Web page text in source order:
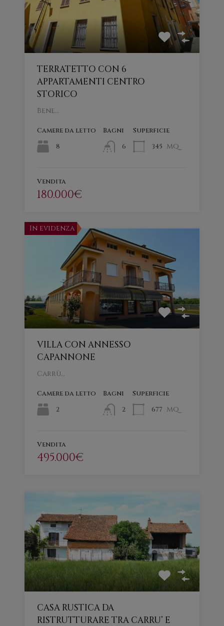
TERRATETTO CON 6
APPARTAMENTI CENTRO
STORICO
Bene…
Camere da letto
8
Bagni
6
Superficie
345 mq
Vendita
180.000€
In evidenza
VILLA CON ANNESSO
CAPANNONE
Carrù…
Camere da letto
2
Bagni
2
Superficie
677 mq
Vendita
495.000€
CASA RUSTICA DA
RISTRUTTURARE TRA CARRU’ E